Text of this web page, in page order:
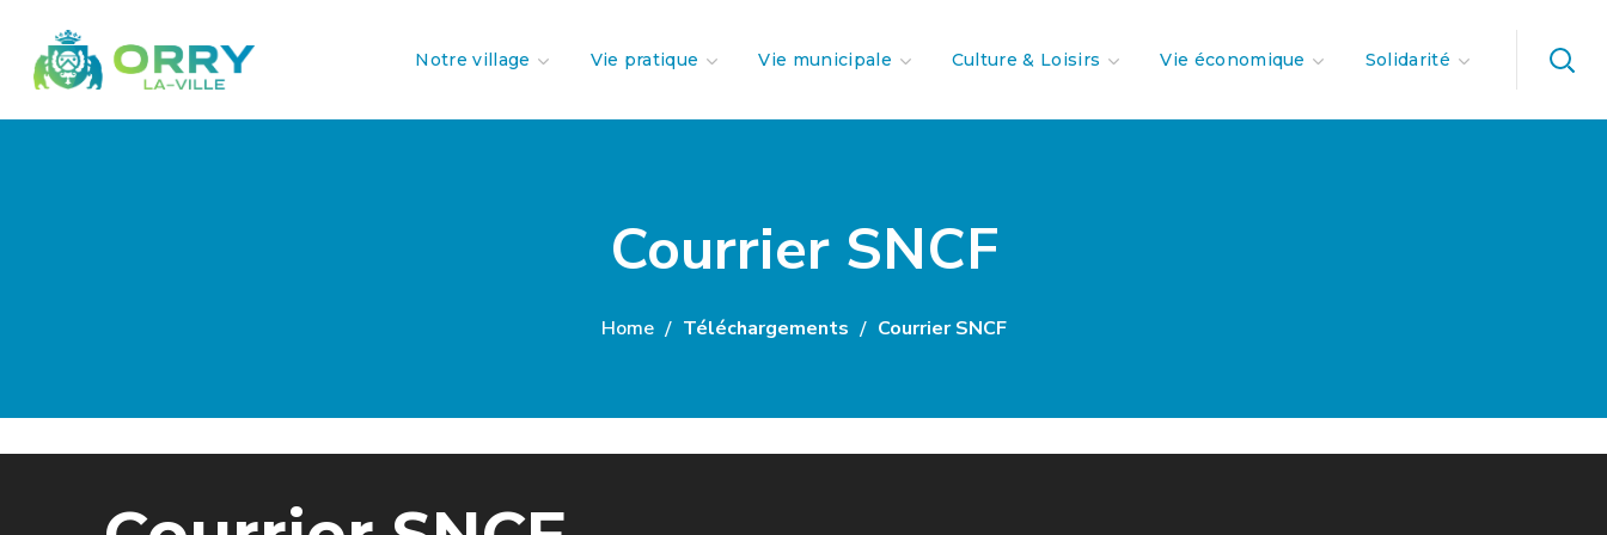
Notre village Vie pratique Vie municipale Culture & Loisirs Vie économique Solidarité
Courrier SNCF
Home Téléchargements Courrier SNCF